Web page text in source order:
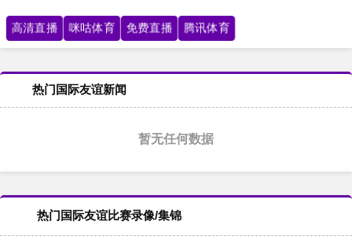
高清直播 咪咕体育 免费直播 腾讯体育
热门国际友谊新闻
暂无任何数据
热门国际友谊比赛录像/集锦